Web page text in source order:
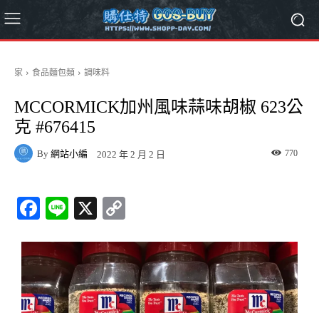
家 食品麵包類 調味料
MCCORMICK加州風味蒜味胡椒 623公
克 #676415
By 網站小編 2022 年 2 月 2 日 770
Fa
bo
ok
Li
X
y
Li
nk